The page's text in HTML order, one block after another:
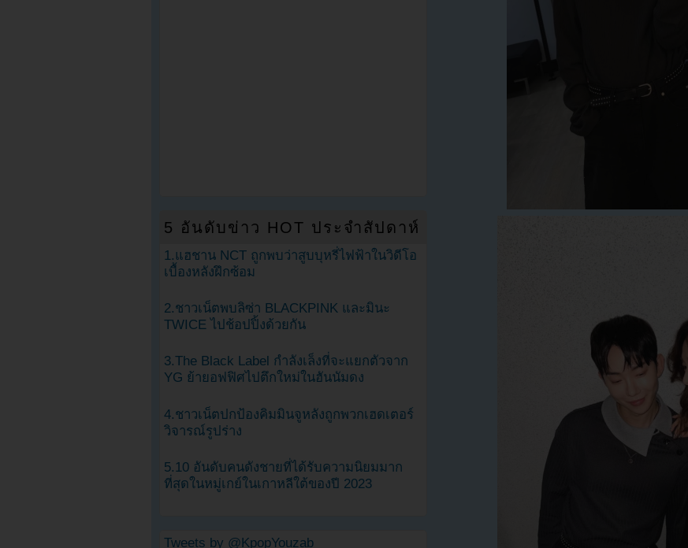
5 อันดับข่าว HOT ประจำสัปดาห์
1.แฮชาน NCT ถูกพบว่าสูบบุหรี่ไฟฟ้าในวิดีโอ
เบื้องหลังฝึกซ้อม
2.ชาวเน็ตพบลิซ่า BLACKPINK และมินะ
TWICE ไปช้อปปิ้งด้วยกัน
3.The Black Label กำลังเล็งที่จะแยกตัวจาก
YG ย้ายอฟฟิศไปตึกใหม่ในฮันนัมดง
4.ชาวเน็ตปกป้องคิมมินจูหลังถูกพวกเฮดเตอร์
วิจารณ์รูปร่าง
5.10 อันดับคนดังชายที่ได้รับความนิยมมาก
ที่สุดในหมู่เกย์ในเกาหลีใต้ของปี 2023
Tweets by @KpopYouzab